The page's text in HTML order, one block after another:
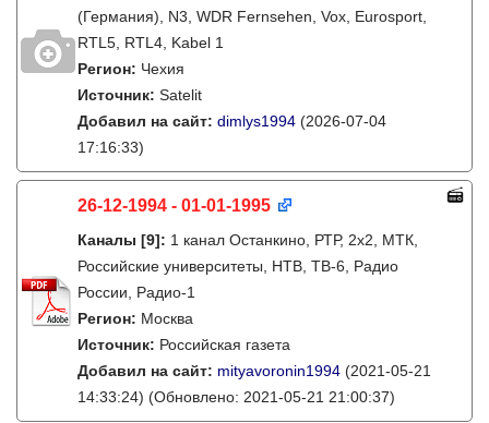
(Германия), N3, WDR Fernsehen, Vox, Eurosport,
RTL5, RTL4, Kabel 1
Регион: Чехия
Источник: Satelit
Добавил на сайт: dimlys1994 (2026-07-04
17:16:33)
26-12-1994 - 01-01-1995
Каналы [9]: 1 канал Останкино, РТР, 2х2, МТК,
Российские университеты, НТВ, ТВ-6, Радио
России, Радио-1
Регион: Москва
Источник: Российская газета
Добавил на сайт: mityavoronin1994 (2021-05-21
14:33:24) (Обновлено: 2021-05-21 21:00:37)